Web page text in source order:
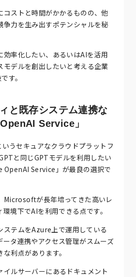
コストと時間がかかるものの、他
争力を生み出すポテンシャルを秘
効率化したい、あるいはAIを活用
モデルを創出したいと考える企業
す。
と既存システム連携な
Service」
うセキュアなクラウドプラットフ
と同じGPTモデルを利用したい
OpenAI Service」が最良の選択で
Microsoftが長年培ってきた高いレ
境下でAIを利用できる点です。
ステムをAzure上で運用している
ータ連携やアクセス管理がスムーズ
利点があります。
イルサーバーにあるドキュメント